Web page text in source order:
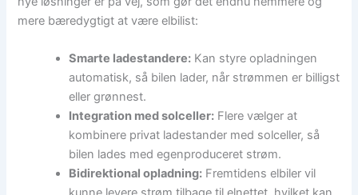
mere bæredygtigt at være elbilist:
Smarte ladestandere: Kan styre opladningen
automatisk, så bilen lader, når strømmen er billigst
eller grønnest.
Integration med solceller: Flere vælger at
kombinere privat ladestander med solceller, så
bilen lades med egenproduceret strøm.
Bidirektional opladning: Fremtidens elbiler vil